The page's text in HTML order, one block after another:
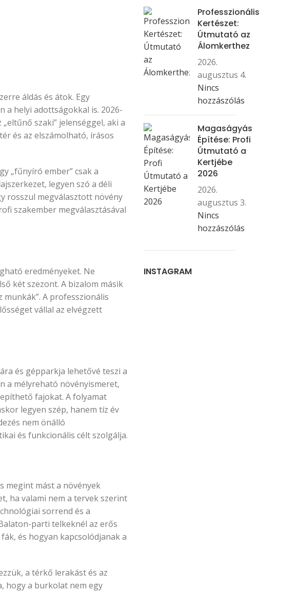
áldás és átok. Egy
a helyi adottságokkal is. 2026-
szaki” jelenséggel, aki a
és az elszámolható, írásos
„fűnyíró ember” csak a
legyen szó a déli
rosszul megválasztott növény
szakember megválasztásával
eredményeket. Ne
két szezont. A bizalom másik
A professzionális
vállal az elvégzett
és gépparkja lehetővé teszi a
a mélyreható növényismeret,
fajokat. A folyamat
legyen szép, hanem tíz év
nem önálló
és funkcionális célt szolgálja.
megint mást a növények
ha valami nem a tervek szerint
sorrend és a
parti telkeknél az erős
és hogyan kapcsolódjanak a
a térkő lerakást és az
hogy a burkolat nem egy
Professzionális
Kertészet:
Útmutató az
Álomkerthez
2026.
augusztus 4.
Nincs
hozzászólás
Magaságyás
Építése: Profi
Útmutató a
Kertjébe
2026
2026.
augusztus 3.
Nincs
hozzászólás
INSTAGRAM